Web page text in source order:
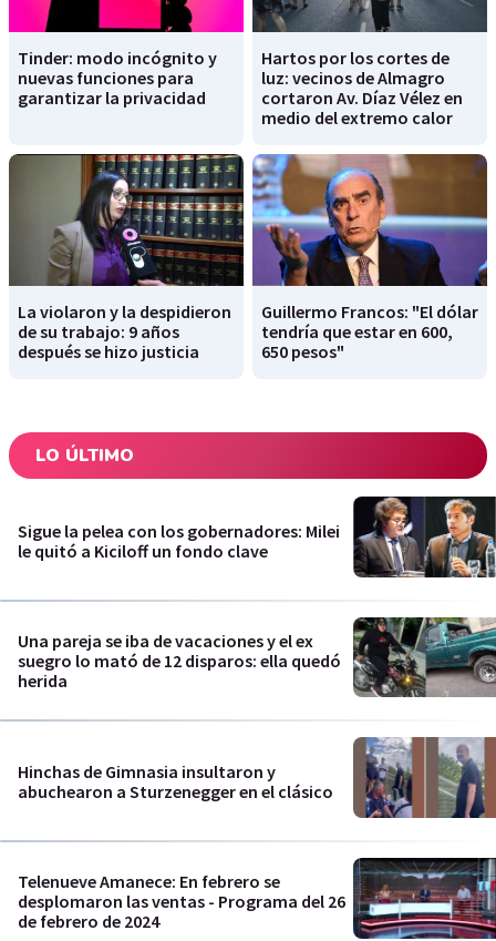
Tinder: modo incógnito y
nuevas funciones para
garantizar la privacidad
Hartos por los cortes de
luz: vecinos de Almagro
cortaron Av. Díaz Vélez en
medio del extremo calor
La violaron y la despidieron
de su trabajo: 9 años
después se hizo justicia
Guillermo Francos: "El dólar
tendría que estar en 600,
650 pesos"
LO ÚLTIMO
Sigue la pelea con los gobernadores: Milei
le quitó a Kiciloff un fondo clave
Una pareja se iba de vacaciones y el ex
suegro lo mató de 12 disparos: ella quedó
herida
Hinchas de Gimnasia insultaron y
abuchearon a Sturzenegger en el clásico
Telenueve Amanece: En febrero se
desplomaron las ventas - Programa del 26
de febrero de 2024